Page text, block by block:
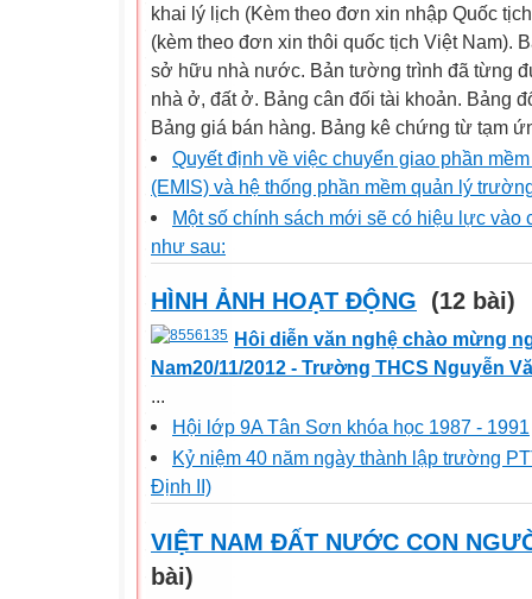
khai lý lịch (Kèm theo đơn xin nhập Quốc
(kèm theo đơn xin thôi quốc tịch Việt Nam).
sở hữu nhà nước. Bản tường trình đã từng
nhà ở, đất ở. Bảng cân đối tài khoản. Bảng
Bảng giá bán hàng. Bảng kê chứng từ tạm
Quyết định về việc chuyển giao phần
(EMIS) và hệ thống phần mềm quản lý
Một số chính sách mới sẽ có hiệu lực vào
như sau:
HÌNH ẢNH HOẠT ĐỘNG (12 bài)
Hôi diễn văn nghệ chào mừng
Nam20/11/2012 - Trường THCS Nguyễn
...
Hội lớp 9A Tân Sơn khóa học 1987 - 1991
Kỷ niệm 40 năm ngày thành lập trường
Định II)
VIỆT NAM ĐẤT NƯỚC CON
bài)